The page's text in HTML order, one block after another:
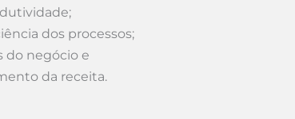
dos processos;
do negócio e
da receita.